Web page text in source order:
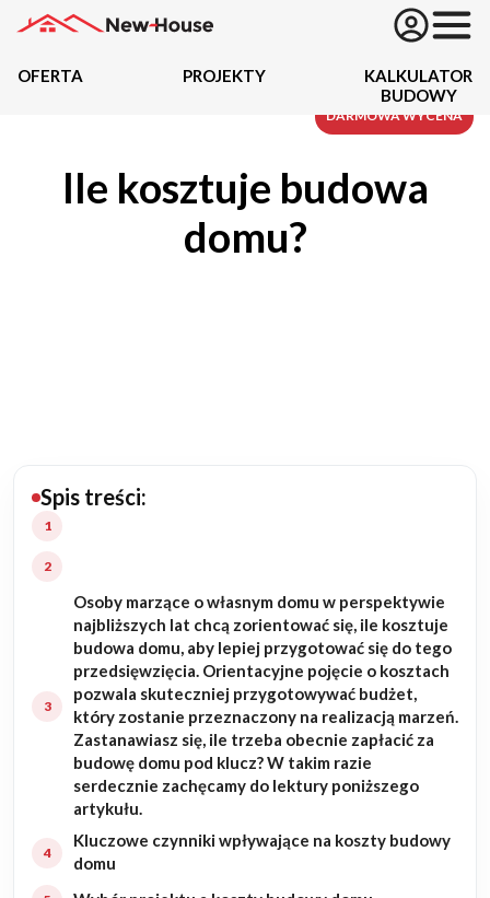
Budowa domu
Rozbudowa
Remonty
Budynki biurowe
Realizacje
Referencje
OFERTA PROJEKTY
KALKULATOR
BUDOWY
Ile kosztuje budowa
domu?
Spis treści:
Osoby marzące o własnym domu w perspektywie
najbliższych lat chcą zorientować się, ile kosztuje
budowa domu, aby lepiej przygotować się do tego
przedsięwzięcia. Orientacyjne pojęcie o kosztach
pozwala skuteczniej przygotowywać budżet,
który zostanie przeznaczony na realizacją marzeń.
Zastanawiasz się, ile trzeba obecnie zapłacić za
budowę domu pod klucz? W takim razie
serdecznie zachęcamy do lektury poniższego
artykułu.
Kluczowe czynniki wpływające na koszty budowy
domu
DARMOWA WYCENA